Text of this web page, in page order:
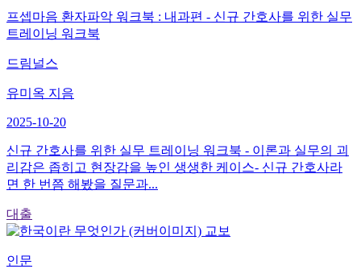
프셉마음 환자파악 워크북 : 내과편 - 신규 간호사를 위한 실무
트레이닝 워크북
드림널스
유미옥 지음
2025-10-20
신규 간호사를 위한 실무 트레이닝 워크북 - 이론과 실무의 괴
리감은 좁히고 현장감을 높인 생생한 케이스- 신규 간호사라
면 한 번쯤 해봤을 질문과...
대출
교보
인문